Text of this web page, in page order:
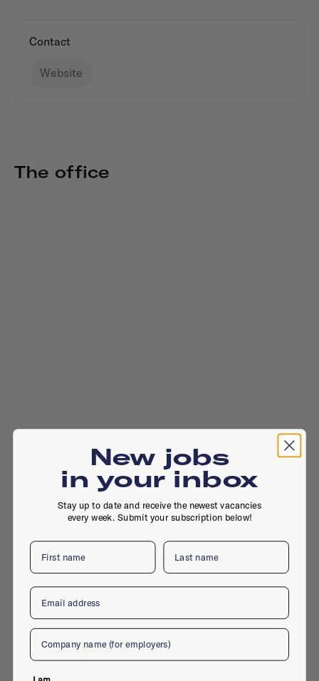
Contact
Website
The office
Westblaak 175, 3012 KJ, Rotterdam
Active jobs
New jobs
in your inbox
Stay up to date and receive the newest vacancies
every week. Submit your subscription below!
First name Last name
Email
Company